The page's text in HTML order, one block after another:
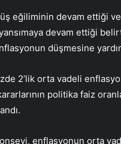
eğiliminin devam ettiği ve
devam ettiği
düşmesine
2’lik orta vadeli
politika faiz
enflasyonun orta